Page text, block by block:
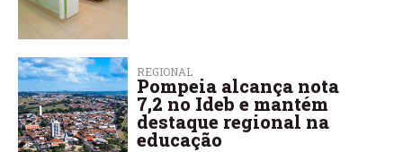
REGIONAL
Pompeia alcança nota
7,2 no Ideb e mantém
destaque regional na
educação